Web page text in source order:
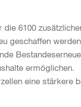
6100
geschaffen
ermöglichen.
eine stärkere